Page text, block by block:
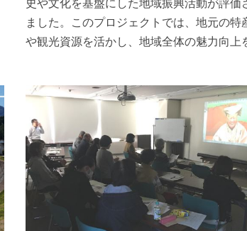
史や文化を基盤にした地域振興活動が評価
ました。このプロジェクトでは、地元の特
や観光資源を活かし、地域全体の魅力向上
続きを読む
36号 ペットボタル 信州観光, 各地域の小学校の話題
イベント,地域振興 ,地域活性化 日本遺産・月の都,治田
特産品,田毎の月